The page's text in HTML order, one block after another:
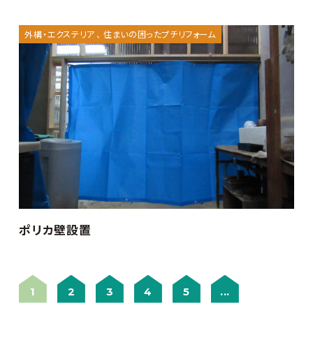
外構・エクステリア 住まいの困ったプチリフォーム
ポリカ壁設置
1 2 3 4 5 ...